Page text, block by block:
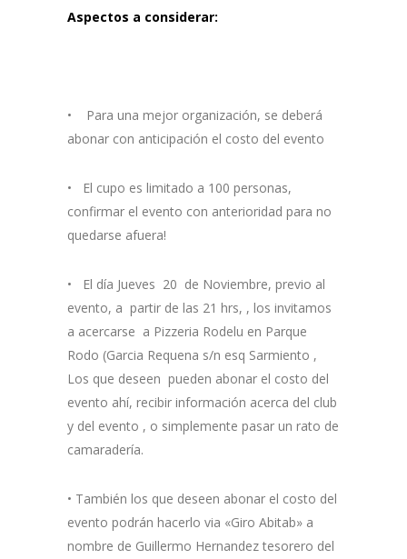
Aspectos a considerar:
• Para una mejor organización, se deberá
abonar con anticipación el costo del evento
• El cupo es limitado a 100 personas,
confirmar el evento con anterioridad para no
quedarse afuera!
• El día Jueves 20 de Noviembre, previo al
evento, a partir de las 21 hrs, , los invitamos
a acercarse a Pizzeria Rodelu en Parque
Rodo (Garcia Requena s/n esq Sarmiento ,
Los que deseen pueden abonar el costo del
evento ahí, recibir información acerca del club
y del evento , o simplemente pasar un rato de
camaradería.
• También los que deseen abonar el costo del
evento podrán hacerlo via «Giro Abitab» a
nombre de Guillermo Hernandez tesorero del